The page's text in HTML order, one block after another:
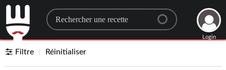
Search for a recipe
Login
Filtre Réinitialiser